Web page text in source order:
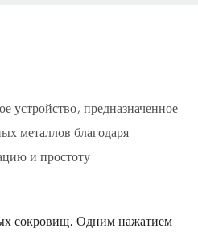
устройство, предназначенное
металлов благодаря
и простоту
сокровищ. Одним нажатием